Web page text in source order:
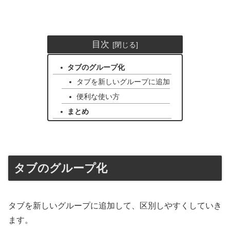
目次
タブのグループ化
タブを新しいグループに追加
便利な使い方
まとめ
タブのグループ化
タブを新しいグループに追加して、区別しやすくしていき
ます。